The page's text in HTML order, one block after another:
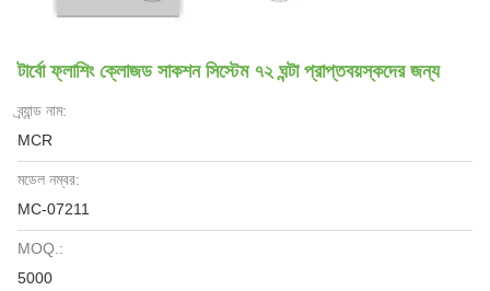
টার্বো ফ্লাশিং ক্লোজড সাকশন সিস্টেম ৭২ ঘন্টা প্রাপ্তবয়স্কদের জন্য
ব্র্যান্ড নাম:
MCR
মডেল নম্বর:
MC-07211
MOQ.:
5000